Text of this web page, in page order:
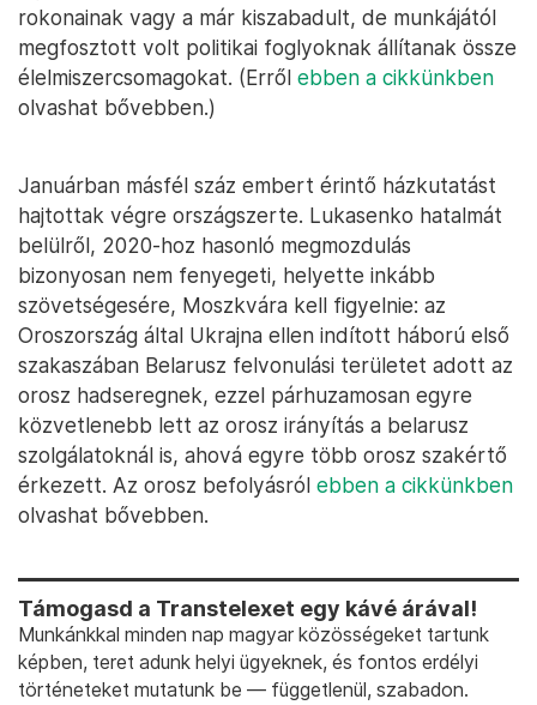
rokonainak vagy a már kiszabadult, de munkájától
megfosztott volt politikai foglyoknak állítanak össze
élelmiszercsomagokat. (Erről ebben a cikkünkben
olvashat bővebben.)
Januárban másfél száz embert érintő házkutatást
hajtottak végre országszerte. Lukasenko hatalmát
belülről, 2020-hoz hasonló megmozdulás
bizonyosan nem fenyegeti, helyette inkább
szövetségesére, Moszkvára kell figyelnie: az
Oroszország által Ukrajna ellen indított háború első
szakaszában Belarusz felvonulási területet adott az
orosz hadseregnek, ezzel párhuzamosan egyre
közvetlenebb lett az orosz irányítás a belarusz
szolgálatoknál is, ahová egyre több orosz szakértő
érkezett. Az orosz befolyásról ebben a cikkünkben
olvashat bővebben.
Támogasd a Transtelexet egy kávé árával!
Munkánkkal minden nap magyar közösségeket tartunk
képben, teret adunk helyi ügyeknek, és fontos erdélyi
történeteket mutatunk be — függetlenül, szabadon.